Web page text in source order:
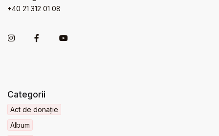
+40 21 312 01 08
Categorii
Act de donație
Album